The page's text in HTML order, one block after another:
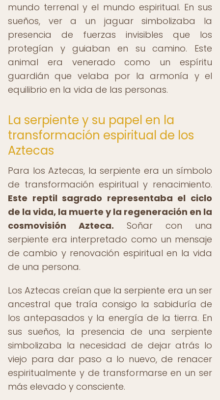
mundo terrenal y el mundo espiritual. En sus
sueños, ver a un jaguar simbolizaba la
presencia de fuerzas invisibles que los
protegían y guiaban en su camino. Este
animal era venerado como un espíritu
guardián que velaba por la armonía y el
equilibrio en la vida de las personas.
La serpiente y su papel en la
transformación espiritual de los
Aztecas
Para los Aztecas, la serpiente era un símbolo
de transformación espiritual y renacimiento.
Este reptil sagrado representaba el ciclo
de la vida, la muerte y la regeneración en la
cosmovisión Azteca. Soñar con una
serpiente era interpretado como un mensaje
de cambio y renovación espiritual en la vida
de una persona.
Los Aztecas creían que la serpiente era un ser
ancestral que traía consigo la sabiduría de
los antepasados y la energía de la tierra. En
sus sueños, la presencia de una serpiente
simbolizaba la necesidad de dejar atrás lo
viejo para dar paso a lo nuevo, de renacer
espiritualmente y de transformarse en un ser
más elevado y consciente.